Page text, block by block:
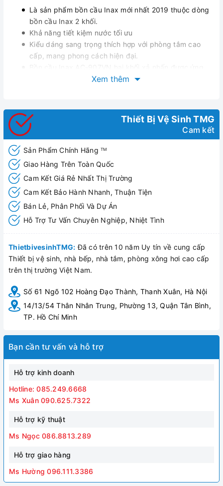
Là sản phẩm bồn cầu Inax mới nhất 2019 thuộc dòng
bồn cầu Inax 2 khối.
Khả năng tiết kiệm nước tối ưu
Kiểu dáng sang trọng thích hợp với phòng tắm cao
cấp, mang phong cách hiện đại.
dụng công nghệ trắng sạch đột phá số 1 trên thế giới
Nắp bồn cầu nắp rửa cơ hai chế độ phun rửa
Kết nối với ống thải bằng cổ ngỗng rời
Xem thêm
Thiết Bị Vệ Sinh TMG
Cam kết
Sản Phẩm Chính Hãng TM
Giao Hàng Trên Toàn Quốc
Cam Kết Giá Rẻ Nhất Thị Trường
Cam Kết Bảo Hành Nhanh, Thuận Tiện
Bán Lẻ, Phân Phối Và Dự Án
Hỗ Trợ Tư Vấn Chuyên Nghiệp, Nhiệt Tình
ThietbivesinhTMG: Đã có trên 10 năm Uy tín về cung cấp
Thiết bị vệ sinh, nhà bếp, nhà tắm, phòng xông hơi cao cấp
trên thị trường Việt Nam.
Số 61 Ngõ 102 Hoàng Đạo Thành, Thanh Xuân, Hà Nội
14/13/54 Thân Nhân Trung, Phường 13, Quận Tân Bình,
TP. Hồ Chí Minh
Bạn cần tư vấn và hỗ trợ
Hỗ trợ kinh doanh
Hotline: 085.249.6668
Ms Xuân 090.625.7322
Hỗ trợ kỹ thuật
Ms Ngọc 086.8813.289
Hỗ trợ giao hàng
Ms Hường 096.111.3386